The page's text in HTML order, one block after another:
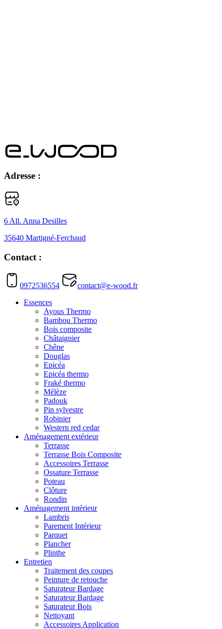
Adresse :
6 All. Anna Desilles
35640 Martigné-Ferchaud
Contact :
0972536554
contact@e-wood.fr
Essences
Ayous Thermo
Bambou Thermo
Bois composite
Châtaignier
Chêne
Douglas
Epicéa
Epicéa thermo
Fraké thermo
Mélèze
Padouk
Pin sylvestre
Robinier
Western red cedar
Aménagement extérieur
Terrasse
Terrasse Bois Composite
Accessoires Terrasse
Ossature Terrasse
Poteau
Clôture
Rondin
Aménagement intérieur
Lambris
Parement Intérieur
Parquet
Plancher
Plinthe
Entretien
Traitement des coupes
Peinture de retouche
Saturateur Bardage
Saturateur Bardage
Saturateur Bois
Nettoyant
Accessoires Application